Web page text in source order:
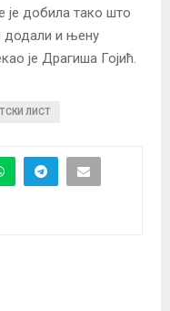
је добила тако што
додали и њену
је Драгиша Гојић.
ЛИСТ